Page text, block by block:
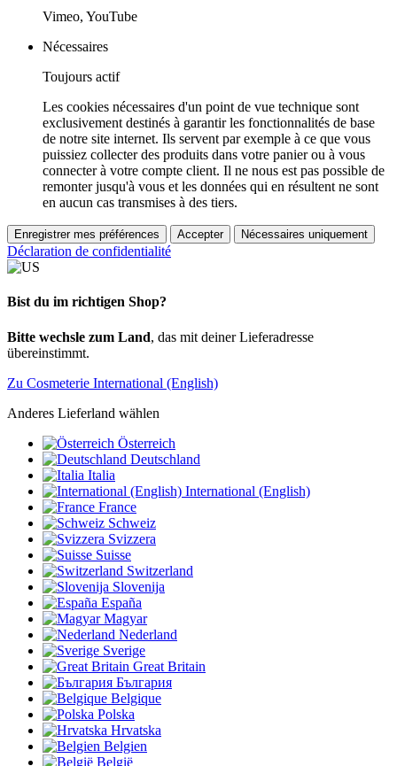
Vimeo, YouTube
Nécessaires
Toujours actif
Les cookies nécessaires d'un point de vue technique sont
exclusivement destinés à garantir les fonctionnalités de base
de notre site internet. Ils servent par exemple à ce que vous
puissiez collecter des produits dans votre panier ou à vous
connecter à votre compte client. Il ne nous est pas possible de
remonter jusqu'à vous et les données qui en résultent ne sont
en aucun cas transmises à des tiers.
Enregistrer mes préférences Accepter Nécessaires uniquement
Déclaration de confidentialité
Bist du im richtigen Shop?
Bitte wechsle zum Land, das mit deiner Lieferadresse
übereinstimmt.
Zu Cosmeterie International (English)
Anderes Lieferland wählen
Österreich
Deutschland
Italia
International (English)
France
Schweiz
Svizzera
Suisse
Switzerland
Slovenija
España
Magyar
Nederland
Sverige
Great Britain
България
Belgique
Polska
Hrvatska
Belgien
België